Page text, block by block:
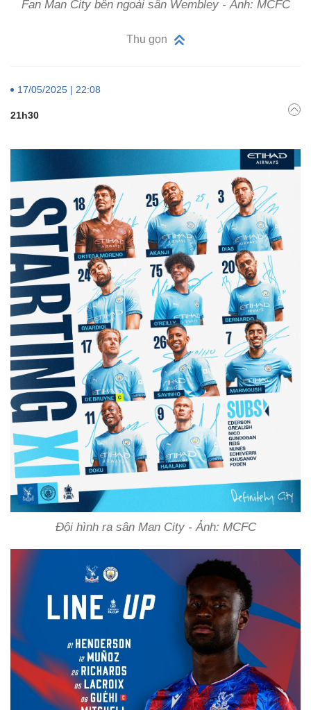
Fan Man City bên ngoài sân Wembley - Ảnh: MCFC
Thu gọn
17/05/2025 | 22:08
21h30
Đội hình ra sân Man City - Ảnh: MCFC